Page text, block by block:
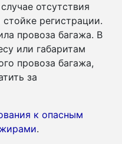
отсутствия
регистрации.
провоза багажа. В
или габаритам
провоза багажа,
за
к опасным
.